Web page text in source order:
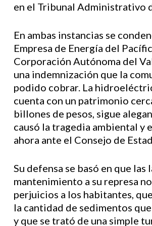
en el Tribunal Administrativo
En ambas instancias se
Empresa de Energía del
Corporación Autónoma del
una indemnización que la
podido cobrar. La
cuenta con un patrimonio
billones de pesos, sigue
causó la tragedia ambiental y
ahora ante el Consejo de
Su defensa se basó en que las
mantenimiento a su represa
perjuicios a los habitantes,
la cantidad de sedimentos
y que se trató de una simple